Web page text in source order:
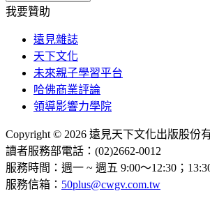
我要贊助
遠見雜誌
天下文化
未來親子學習平台
哈佛商業評論
領導影響力學院
Copyright © 2026 遠見天下文化出版股份
讀者服務部電話：(02)2662-0012
服務時間：週一 ~ 週五 9:00～12:30；
服務信箱： 50plus@cwgv.com.tw